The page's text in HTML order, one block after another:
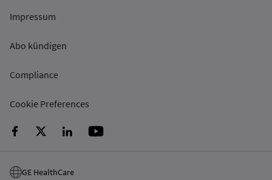
Impressum
Abo kündigen
Compliance
Cookie Preferences
GE HealthCare